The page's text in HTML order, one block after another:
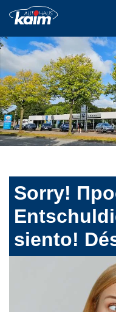
Sorry!
siento!